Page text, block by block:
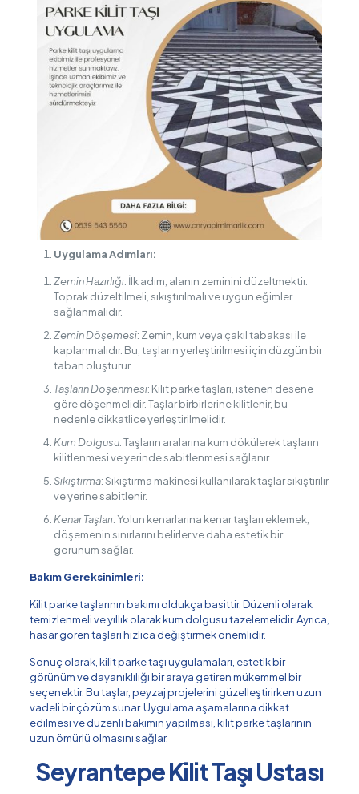
Uygulama Adımları:
Zemin Hazırlığı: İlk adım, alanın zeminini düzeltmektir.
Toprak düzeltilmeli, sıkıştırılmalı ve uygun eğimler
sağlanmalıdır.
Zemin Döşemesi: Zemin, kum veya çakıl tabakası ile
kaplanmalıdır. Bu, taşların yerleştirilmesi için düzgün bir
taban oluşturur.
Taşların Döşenmesi: Kilit parke taşları, istenen desene
göre döşenmelidir. Taşlar birbirlerine kilitlenir, bu
nedenle dikkatlice yerleştirilmelidir.
Kum Dolgusu: Taşların aralarına kum dökülerek taşların
kilitlenmesi ve yerinde sabitlenmesi sağlanır.
Sıkıştırma: Sıkıştırma makinesi kullanılarak taşlar sıkıştırılır
ve yerine sabitlenir.
Kenar Taşları: Yolun kenarlarına kenar taşları eklemek,
döşemenin sınırlarını belirler ve daha estetik bir
görünüm sağlar.
Bakım Gereksinimleri:
Kilit parke taşlarının bakımı oldukça basittir. Düzenli olarak
temizlenmeli ve yıllık olarak kum dolgusu tazelemelidir. Ayrıca,
hasar gören taşları hızlıca değiştirmek önemlidir.
Sonuç olarak, kilit parke taşı uygulamaları, estetik bir
görünüm ve dayanıklılığı bir araya getiren mükemmel bir
seçenektir. Bu taşlar, peyzaj projelerini güzelleştirirken uzun
vadeli bir çözüm sunar. Uygulama aşamalarına dikkat
edilmesi ve düzenli bakımın yapılması, kilit parke taşlarının
uzun ömürlü olmasını sağlar.
Seyrantepe Kilit Taşı Ustası